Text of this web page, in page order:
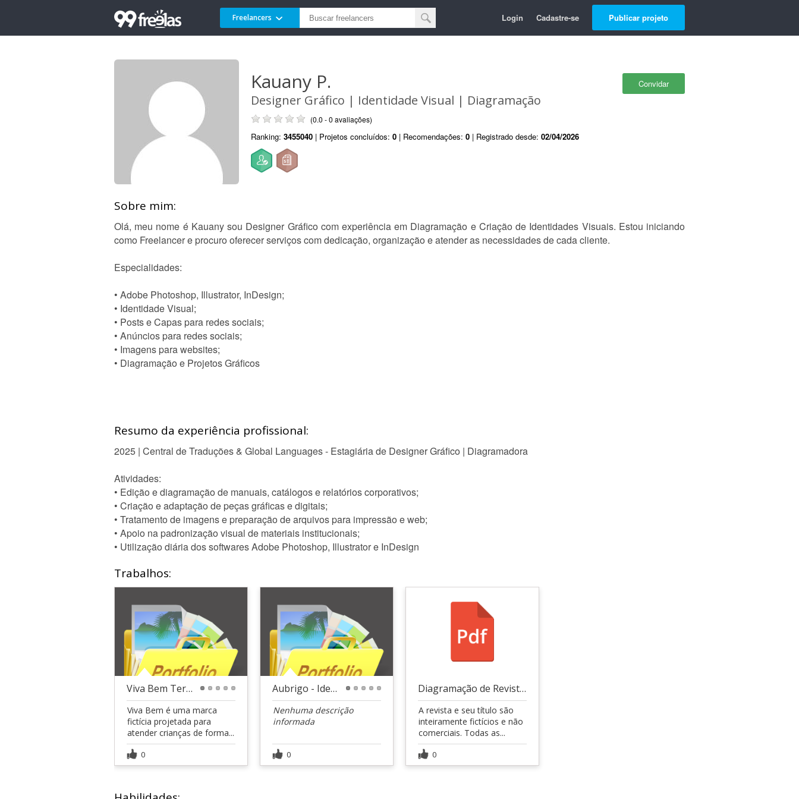
Freelancers Login Cadastre-se Publicar projeto
Convidar
Kauany P.
Designer Gráfico | Identidade Visual | Diagramação
(0.0 - 0 avaliações)
Ranking: 3455040 | Projetos concluídos: 0 | Recomendações: 0 | Registrado desde: 02/04/2026
Sobre mim:
Olá, meu nome é Kauany sou Designer Gráfico com experiência em Diagramação e Criação de Identidades Visuais. Estou iniciando
como Freelancer e procuro oferecer serviços com dedicação, organização e atender as necessidades de cada cliente.
Especialidades:
• Adobe Photoshop, Illustrator, InDesign;
• Identidade Visual;
• Posts e Capas para redes sociais;
• Anúncios para redes sociais;
• Imagens para websites;
• Diagramação e Projetos Gráficos
Resumo da experiência profissional:
2025 | Central de Traduções & Global Languages - Estagiária de Designer Gráfico | Diagramadora
Atividades:
• Edição e diagramação de manuais, catálogos e relatórios corporativos;
• Criação e adaptação de peças gráficas e digitais;
• Tratamento de imagens e preparação de arquivos para impressão e web;
• Apoio na padronização visual de materiais institucionais;
• Utilização diária dos softwares Adobe Photoshop, Illustrator e InDesign
Trabalhos:
Viva Bem Terapia Ocupacional - Identidade Visual
Viva Bem é uma marca
fictícia projetada para
atender crianças de forma...
0
Aubrigo - Identidade Visual
Nenhuma descrição
informada
0
Diagramação de Revista - Trabalho Acadêmico
A revista e seu título são
inteiramente fictícios e não
comerciais. Todas as...
0